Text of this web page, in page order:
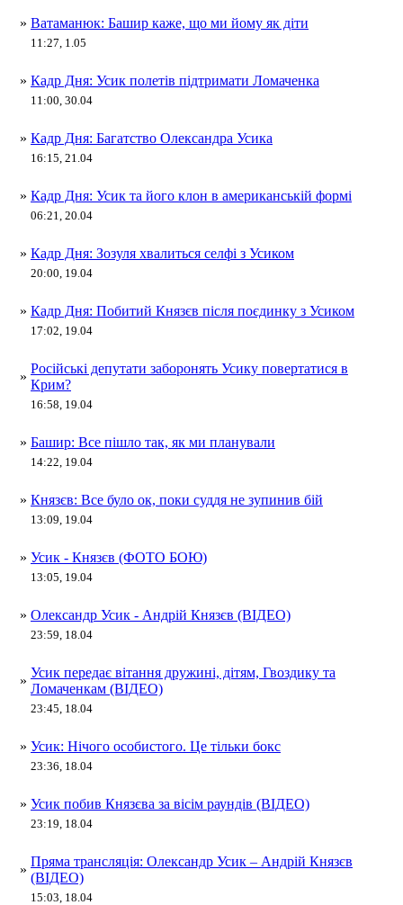
» Ватаманюк: Башир каже, що ми йому як діти
11:27, 1.05
» Кадр Дня: Усик полетів підтримати Ломаченка
11:00, 30.04
» Кадр Дня: Багатство Олександра Усика
16:15, 21.04
» Кадр Дня: Усик та його клон в американській формі
06:21, 20.04
» Кадр Дня: Зозуля хвалиться селфі з Усиком
20:00, 19.04
» Кадр Дня: Побитий Князєв після поєдинку з Усиком
17:02, 19.04
»
Російські депутати заборонять Усику повертатися в
Крим?
16:58, 19.04
» Башир: Все пішло так, як ми планували
14:22, 19.04
» Князєв: Все було ок, поки суддя не зупинив бій
13:09, 19.04
» Усик - Князєв (ФОТО БОЮ)
13:05, 19.04
» Олександр Усик - Андрій Князєв (ВІДЕО)
23:59, 18.04
»
Усик передає вітання дружині, дітям, Гвоздику та
Ломаченкам (ВІДЕО)
23:45, 18.04
» Усик: Нічого особистого. Це тільки бокс
23:36, 18.04
» Усик побив Князєва за вісім раундів (ВІДЕО)
23:19, 18.04
»
Пряма трансляція: Олександр Усик – Андрій Князєв
(ВІДЕО)
15:03, 18.04